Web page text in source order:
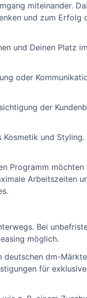
miteinander.
und zum Erfolg
und Deinen Platz
oder
der
und
Programm möchten
Arbeitszeiten
Bei
möglich.
deutschen dm-
für